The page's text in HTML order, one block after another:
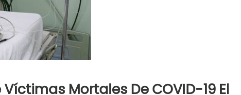
Víctimas Mortales De COVID-19 El